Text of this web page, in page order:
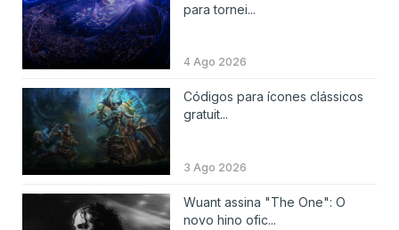
para tornei...
4 Ago 2026
Códigos para ícones clássicos
gratuit...
3 Ago 2026
Wuant assina "The One": O
novo hino ofic...